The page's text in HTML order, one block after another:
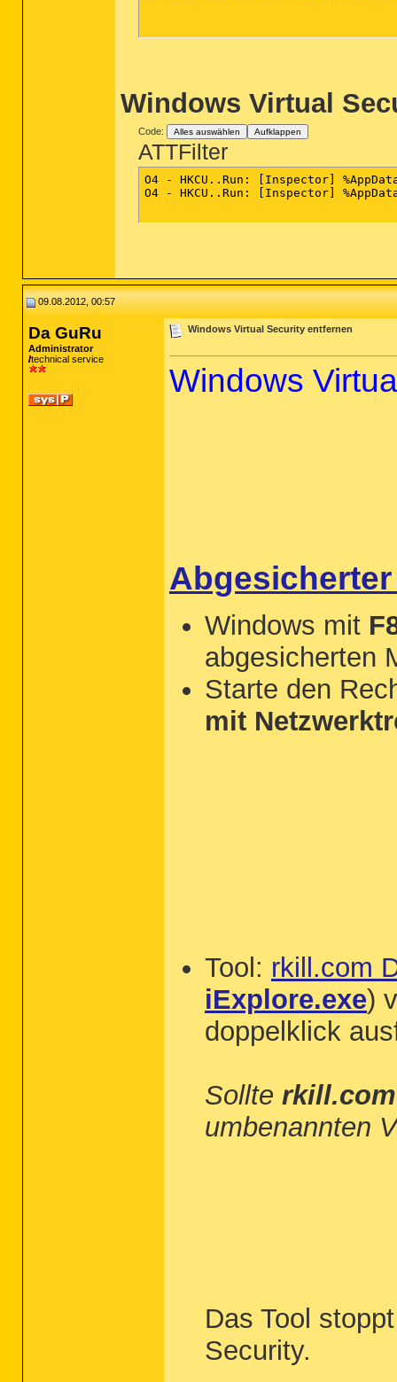
Windows Virtual
Code: Alles auswählen Aufklappen
ATTFilter
O4 - HKCU..Run: [Inspector]
O4 - HKCU..Run: [Inspector]
09.08.2012, 00:57
Da GuRu
Administrator
technical service
Windows Virtual Security entfernen
Windows
Windows mit
abgesicherten
Starte den
mit
Tool: rkill.com
iExplore.exe)
doppelklick
Sollte rkill.com
umbenannten
Das Tool
Security.